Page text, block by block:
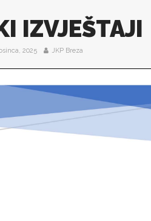
IZVJEŠTAJI
2025 JKP Breza